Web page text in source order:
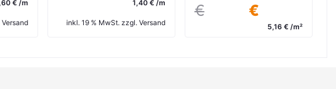
€ /m 1,40 € /m
inkl. 19 % MwSt. zzgl. Versand
€
€
5,16 € /m²